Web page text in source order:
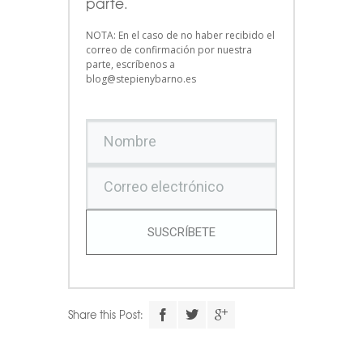
NOTA: En el caso de no haber recibido el
correo de confirmación por nuestra
parte, escríbenos a
blog@stepienybarno.es
SUSCRÍBETE
Share this Post: